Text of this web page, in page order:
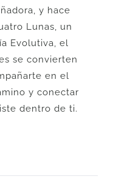
y hace
Lunas, un
Evolutiva, el
se convierten
en el
y conectar
dentro de ti.